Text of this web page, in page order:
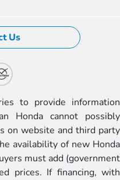
Us
to provide information
Honda cannot possibly
on website and third party
availability of new Honda
must add (government
prices. If financing, with